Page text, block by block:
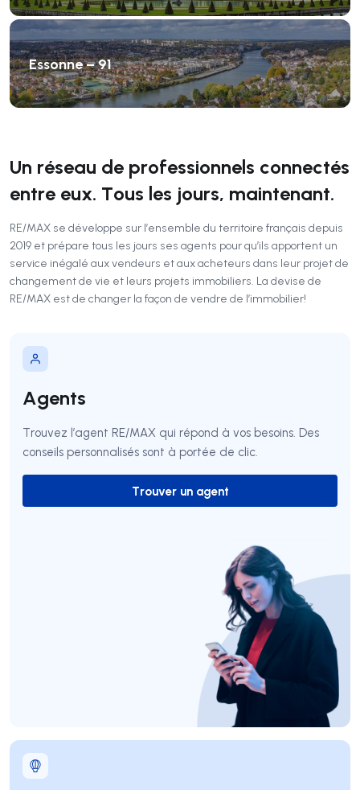
Essonne – 91
Un réseau de professionnels connectés
entre eux. Tous les jours, maintenant.
RE/MAX se développe sur l’ensemble du territoire français depuis
2019 et prépare tous les jours ses agents pour qu’ils apportent un
service inégalé aux vendeurs et aux acheteurs dans leur projet de
changement de vie et leurs projets immobiliers. La devise de
RE/MAX est de changer la façon de vendre de l’immobilier!
Agents
Trouvez l’agent RE/MAX qui répond à vos besoins. Des
conseils personnalisés sont à portée de clic.
Trouver un agent